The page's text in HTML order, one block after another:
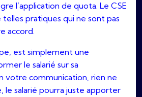
l’application de quota. Le CSE
telles pratiques qui ne sont pas
accord.
est simplement une
le salarié sur sa
votre communication, rien ne
le salarié pourra juste apporter